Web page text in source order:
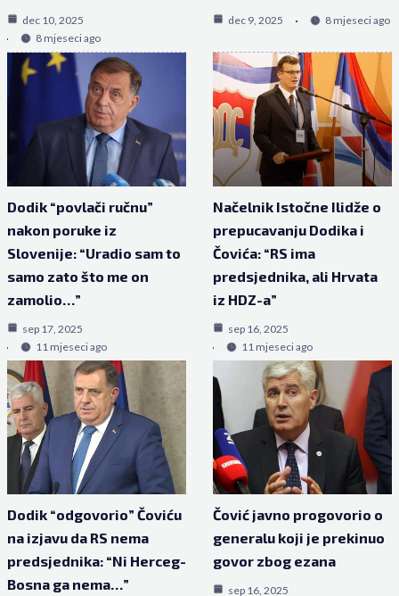
dec 10, 2025
8 mjeseci ago
dec 9, 2025 8 mjeseci ago
Dodik “povlači ručnu”
nakon poruke iz
Slovenije: “Uradio sam to
samo zato što me on
zamolio…”
sep 17, 2025
11 mjeseci ago
Načelnik Istočne Ilidže o
prepucavanju Dodika i
Čovića: “RS ima
predsjednika, ali Hrvata
iz HDZ-a”
sep 16, 2025
11 mjeseci ago
Dodik “odgovorio” Čoviću
na izjavu da RS nema
predsjednika: “Ni Herceg-
Bosna ga nema…”
Čović javno progovorio o
generalu koji je prekinuo
govor zbog ezana
sep 16, 2025